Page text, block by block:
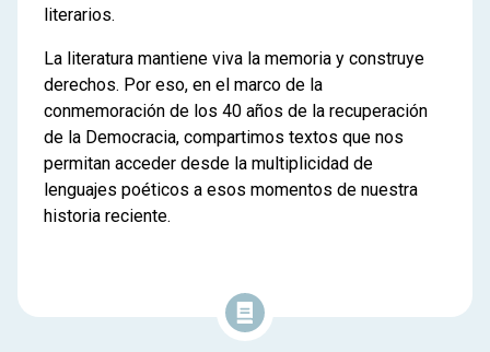
literarios.
La literatura mantiene viva la memoria y construye
derechos. Por eso, en el marco de la
conmemoración de los 40 años de la recuperación
de la Democracia, compartimos textos que nos
permitan acceder desde la multiplicidad de
lenguajes poéticos a esos momentos de nuestra
historia reciente.